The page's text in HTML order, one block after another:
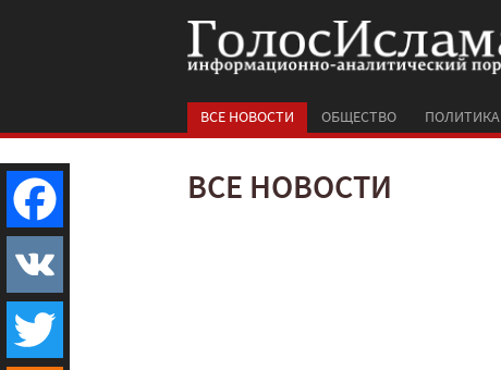
ВСЕ НОВОСТИ ОБЩЕСТВО ПОЛИТИКА
ВСЕ НОВОСТИ
Facebook
VK